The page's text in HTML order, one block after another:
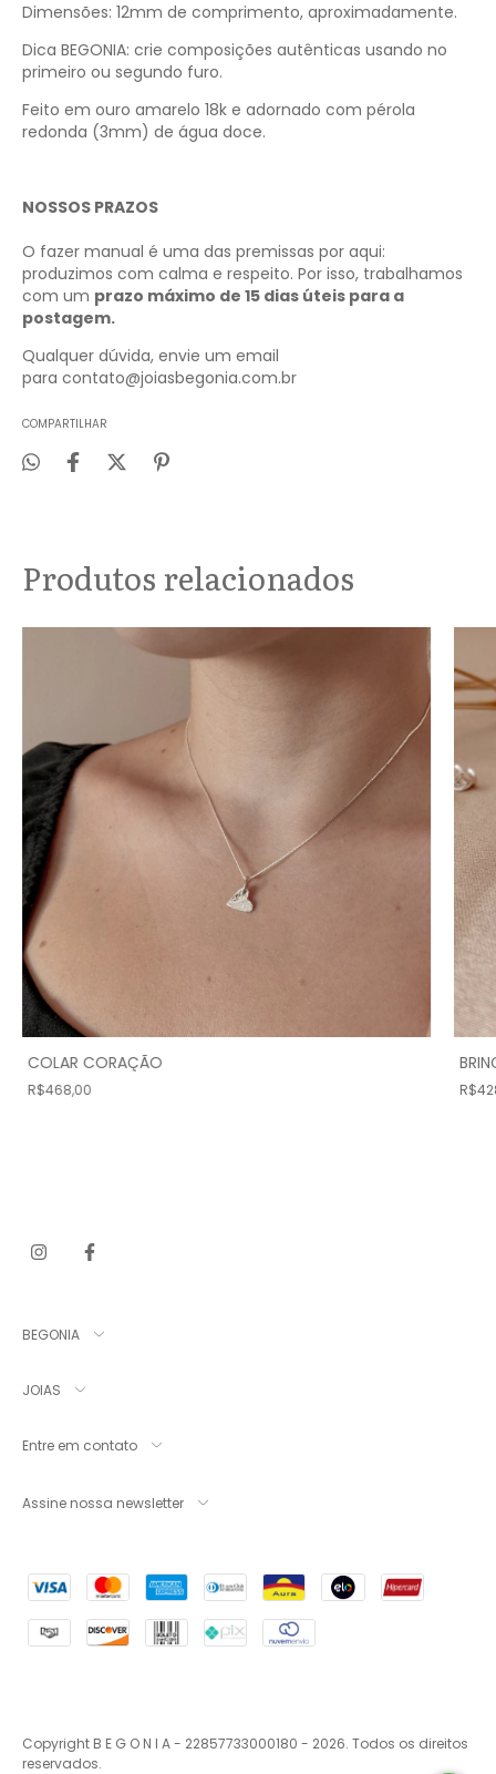
Dimensões: 12mm de comprimento, aproximadamente.
Dica BEGONIA: crie composições autênticas usando no
primeiro ou segundo furo.
Feito em ouro amarelo 18k e adornado com pérola
redonda (3mm) de água doce.
NOSSOS PRAZOS
O fazer manual é uma das premissas por aqui:
produzimos com calma e respeito. Por isso, trabalhamos
com um prazo máximo de 15 dias úteis para a
postagem.
Qualquer dúvida, envie um email
para contato@joiasbegonia.com.br
COMPARTILHAR
Produtos relacionados
COLAR CORAÇÃO
R$468,00
BEGONIA
JOIAS
Entre em contato
Assine nossa newsletter
Copyright B E G O N I A - 22857733000180 - 2026. Todos os direitos
reservados.